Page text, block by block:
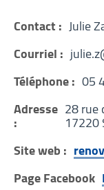
Contact : Julie
Courriel :
Téléphone : 05
Adresse
:
28 rue
17220
Site web :
Page Facebook